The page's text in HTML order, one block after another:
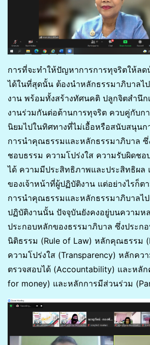
การที่จะทำให้ปัญหาการการทุจริตให้ล
ได้ในที่สุดนั้น ต้องนำหลักธรรมาภิบาลไ
งาน พร้อมทั้งสร้างทัศนคติ ปลูกจิตสำนึก
งานร่วมกันต่อต้านการทุจริต ควบคู่กับก
นิยมไปในทิศทางที่ไม่เอื้อหรือสนับสนุนก
การนำคุณธรรมและหลักธรรมาภิบาล ซึ่
ชอบธรรม ความโปร่งใส ความรับผิดชอ
ได้ ความมีประสิทธิภาพและประสิทธิผล
ของเจ้าหน้าที่ผู้ปฏิบัติงาน แต่อย่างไรก็ต
การนำคุณธรรมและหลักธรรมาภิบาลไป
ปฏิบัติงานนั้น ปัจจุบันยังคงอยู่บนความห
ประกอบหลักของธรรมาภิบาล ซึ่งประก
นิติธรรม (Rule of Law) หลักคุณธรรม
ความโปร่งใส (Transparency) หลักคว
ตรวจสอบได้ (Accountability) และหลั
for money) และหลักการมีส่วนร่วม